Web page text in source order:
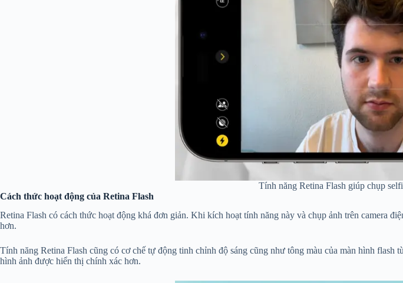
Tính năng Retina Flash giúp chụp
Cách thức hoạt động của Retina Flash
Retina Flash có cách thức hoạt động khá đơn giản. Khi kích hoạt tính năng này và chụp ảnh trên camera
hơn.
Tính năng Retina Flash cũng có cơ chế tự động tinh chỉnh độ sáng cũng như tông màu của màn hình
hình ảnh được hiển thị chính xác hơn.